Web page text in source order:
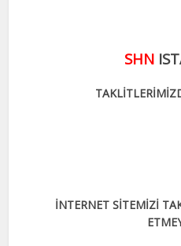
SHN
İNTERNET SİTEMİZİ